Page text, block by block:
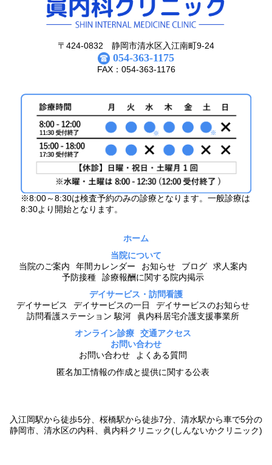
〒424-0832 静岡市清水区入江南町9-24
054-363-1175
FAX：054-363-1176
※8:00～8:30は検査予約のみの診療となります。一般診療は
8:30より開始となります。
ホーム
当院について
当院のご案内
年間カレンダー お知らせ ブログ
求人案内
予防接種
診療報酬に関する院内掲示
デイサービス・訪問看護
デイサービス
デイサービスの一日
デイサービスのお知らせ
訪問看護ステーション 駿河
眞内科居宅介護支援事業所
オンライン診療
交通アクセス
お問い合わせ
お問い合わせ
よくある質問
匿名加工情報の作成と提供に関する公表
入江岡駅から徒歩5分、桜橋駅から徒歩7分、清水駅から車で5分の
静岡市、清水区の内科、眞内科クリニック(しんないかクリニック)